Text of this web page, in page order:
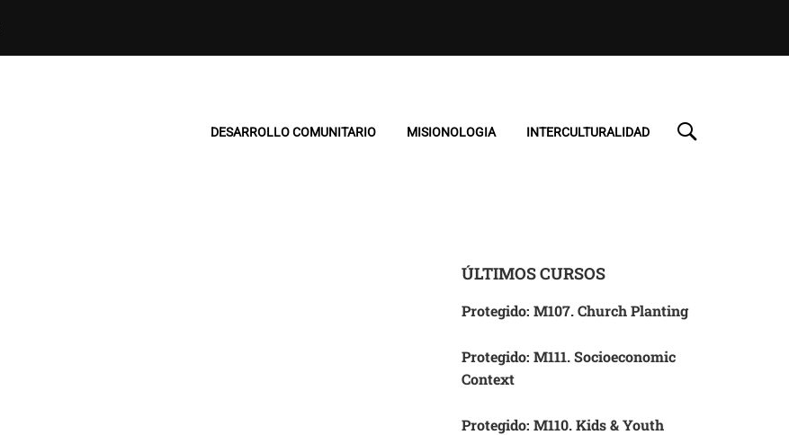
DESARROLLO COMUNITARIO MISIONOLOGIA INTERCULTURALIDAD
ÚLTIMOS CURSOS
Protegido: M107. Church Planting
Protegido: M111. Socioeconomic
Context
Protegido: M110. Kids & Youth